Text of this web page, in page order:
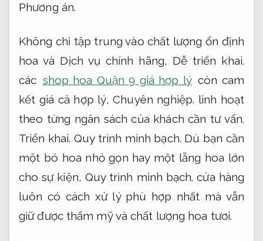
Phương án.
Không chỉ tập trung vào chất lượng ổn định
hoa và Dịch vụ chính hãng, Dễ triển khai.
các shop hoa Quận 9 giá hợp lý còn cam
kết giá cả hợp lý,Chuyên nghiệp. linh hoạt
theo từng ngân sách của khách cần tư vấn.
Triển khai. Quy trình minh bạch. Dù bạn cần
một bó hoa nhỏ gọn hay một lẵng hoa lớn
cho sự kiện, Quy trình minh bạch. cửa hàng
luôn có cách xử lý phù hợp nhất mà vẫn
giữ được thẩm mỹ và chất lượng hoa tươi.